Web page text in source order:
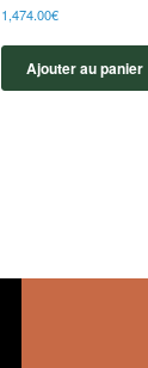
1,474.00€
Ajouter au panier